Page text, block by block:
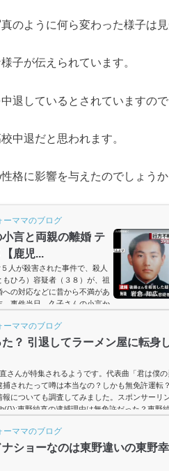
のように何ら変わった様子は見
子が伝えられています。
退しているとされていますので
中退だと思われます。
格に影響を与えたのでしょうか
ーママのブログ
言と両親の離婚 テ
鹿児...
人が殺害された事件で、殺人
ひろ）容疑者（３８）が、祖
の対応などに昔から不満があ
事件当日、久子さんの小言か
日、岩倉容疑者を２人に対す
固めました。 (adsbygoogle =
ーママのブログ
？ 引退してラーメン屋に転身
さんが特集されるようです。代表曲「君は僕の
されたって噂は本当なの？しかも無免許運転
についても調査してみました。スポンサーリ
東野純直の逮捕理由は無免許だった？東野
サー活動期間 1993年 -公式サイ...
ーママのブログ
ショーなのは東野違いの東野幸